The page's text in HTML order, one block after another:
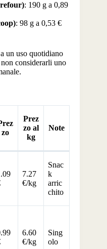
: 190 g a 0,89
: 98 g a 0,53 €
un uso quotidiano
considerarli uno
zo
Prez
zo al
kg
Note
7.27
€/kg
Snac
k
arric
chito
6.60
€/kg
Sing
olo